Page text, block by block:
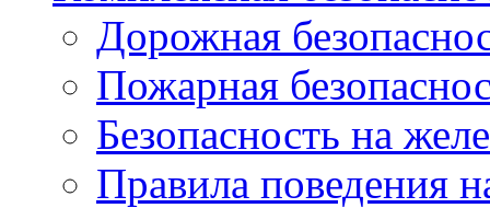
Дорожная
Пожарная
Безопасность на
Правила поведения